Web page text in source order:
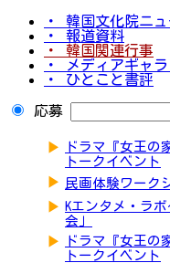
・ 韓国文化院ニュ
・ 報道資料
・ 韓国関連行事
・ メディアギャ
・ ひとこと書評
応募
▶
ドラマ『女王の
トークイベント
▶ 民画体験ワーク
▶ Kエンタメ・ラ
会」
▶
ドラマ『女王の
トークイベント